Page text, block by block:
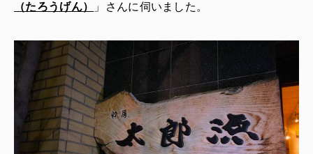
（たろうげん）
」さんに伺いました。